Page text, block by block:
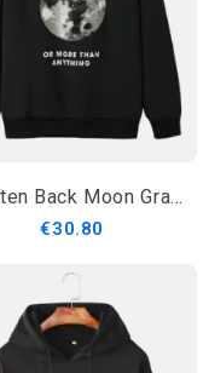
Miesten Back Moon Graphic Slogan Pehmovuorattu Lämmin Puuvillainen Kiristysnyörillinen Huppari
€30.80